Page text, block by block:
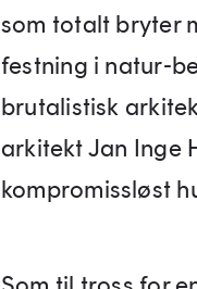
som totalt bryter
festning i natur-
brutalistisk
arkitekt Jan Inge
kompromissløst